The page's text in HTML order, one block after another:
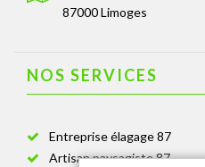
87000 Limoges
NOS SERVICES
Entreprise élagage 87
Artisan paysagiste 87